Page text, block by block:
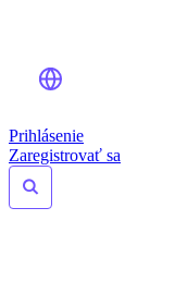
Prihlásenie
Zaregistrovať sa